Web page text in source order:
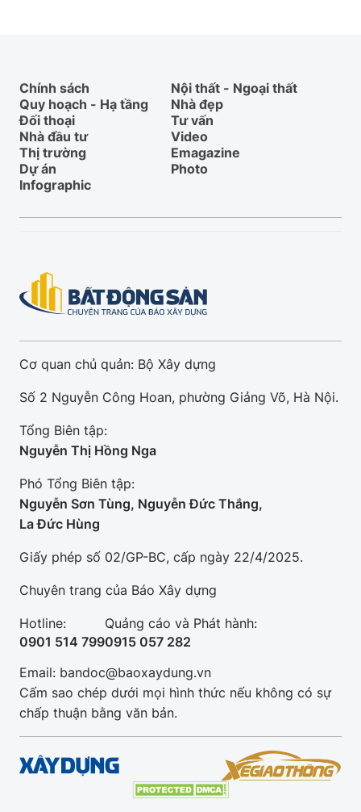
Chính sách
Nội thất - Ngoại thất
Quy hoạch - Hạ tầng
Nhà đẹp
Đối thoại
Tư vấn
Nhà đầu tư
Video
Thị trường
Emagazine
Dự án
Photo
Infographic
Cơ quan chủ quản: Bộ Xây dựng
Số 2 Nguyễn Công Hoan, phường Giảng Võ, Hà Nội.
Tổng Biên tập:
Nguyễn Thị Hồng Nga
Phó Tổng Biên tập:
Nguyễn Sơn Tùng, Nguyễn Đức Thắng,
La Đức Hùng
Giấy phép số 02/GP-BC, cấp ngày 22/4/2025.
Chuyên trang của Báo Xây dựng
Hotline:
0901 514 799
Quảng cáo và Phát hành:
0915 057 282
Email: bandoc@baoxaydung.vn
Cấm sao chép dưới mọi hình thức nếu không có sự
chấp thuận bằng văn bản.